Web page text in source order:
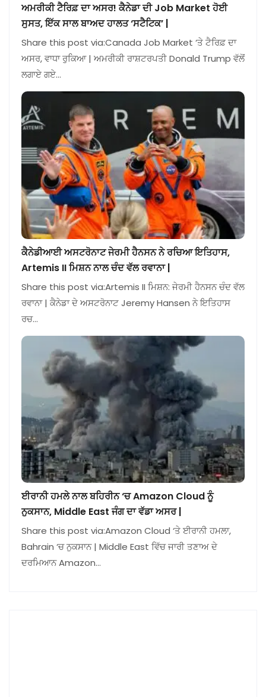
ਅਮਰੀਕੀ ਟੈਰਿਫ਼ ਦਾ ਅਸਰ! ਕੈਨੇਡਾ ਦੀ Job Market ਹੋਈ
ਸੁਸਤ, ਇੱਕ ਸਾਲ ਬਾਅਦ ਹਾਲਤ ‘ਸਟੈਟਿਕ’ |
Share this post via:Canada Job Market ‘ਤੇ ਟੈਰਿਫ਼ ਦਾ
ਅਸਰ, ਵਾਧਾ ਰੁਕਿਆ | ਅਮਰੀਕੀ ਰਾਸ਼ਟਰਪਤੀ Donald Trump ਵੱਲੋਂ
ਲਗਾਏ ਗਏ…
ਕੈਨੇਡੀਆਈ ਅਸਟਰੋਨਾਟ ਜੇਰਮੀ ਹੈਨਸਨ ਨੇ ਰਚਿਆ ਇਤਿਹਾਸ,
Artemis II ਮਿਸ਼ਨ ਨਾਲ ਚੰਦ ਵੱਲ ਰਵਾਨਾ |
Share this post via:Artemis II ਮਿਸ਼ਨ: ਜੇਰਮੀ ਹੈਨਸਨ ਚੰਦ ਵੱਲ
ਰਵਾਨਾ | ਕੈਨੇਡਾ ਦੇ ਅਸਟਰੋਨਾਟ Jeremy Hansen ਨੇ ਇਤਿਹਾਸ
ਰਚ…
ਈਰਾਨੀ ਹਮਲੇ ਨਾਲ ਬਹਿਰੀਨ ‘ਚ Amazon Cloud ਨੂੰ
ਨੁਕਸਾਨ, Middle East ਜੰਗ ਦਾ ਵੱਡਾ ਅਸਰ |
Share this post via:Amazon Cloud ‘ਤੇ ਈਰਾਨੀ ਹਮਲਾ,
Bahrain ‘ਚ ਨੁਕਸਾਨ | Middle East ਵਿੱਚ ਜਾਰੀ ਤਣਾਅ ਦੇ
ਦਰਮਿਆਨ Amazon…